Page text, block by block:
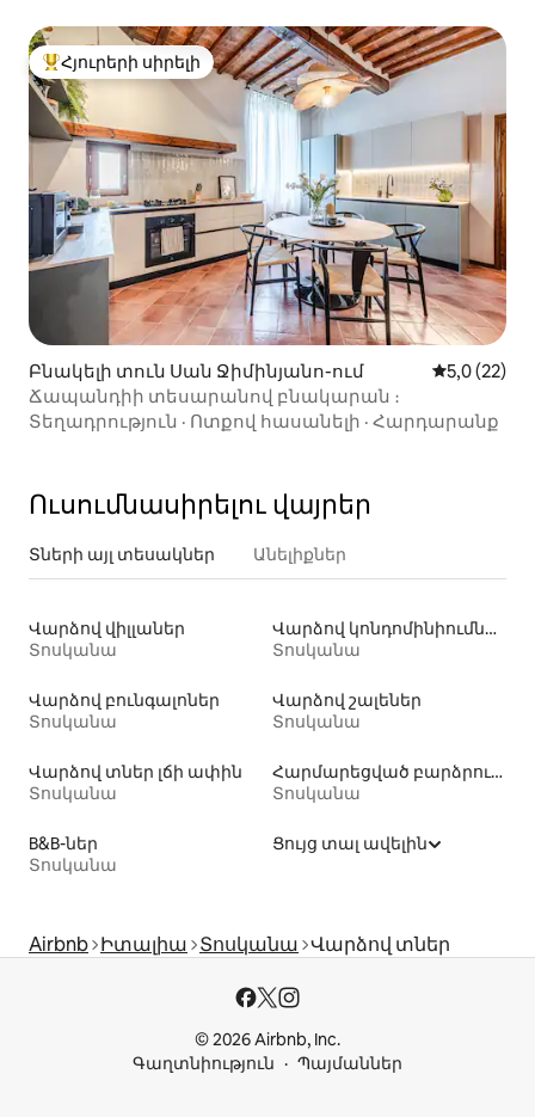
Հյուրերի սիրելի լավագույն տները
Հյուրերի սիրելի
Բնակելի տուն Սան Ջիմինյանո-ում Միջին
5,0 (22)
Ճապանդիի տեսարանով բնակարան ։
Տեղադրություն · Ոտքով հասանելի · Հարդարանք
Ուսումնասիրելու վայրեր
Տների այլ տեսակներ Անելիքներ
Վարձով վիլլաներ
Տոսկանա
Վարձով կոնդոմինիումներ
Տոսկանա
Վարձով բունգալոներ
Տոսկանա
Վարձով շալեներ
Տոսկանա
Վարձով տներ լճի ափին
Տոսկանա
Հարմարեցված բարձրությամբ զուգարանակոնքով տների վարձակալություն
Տոսկանա
B&B-ներ
Տոսկանա
Ցույց տալ ավելին
Airbnb Իտալիա Տոսկանա Վարձով տներ
© 2026 Airbnb, Inc.
Գաղտնիություն
Պայմաններ